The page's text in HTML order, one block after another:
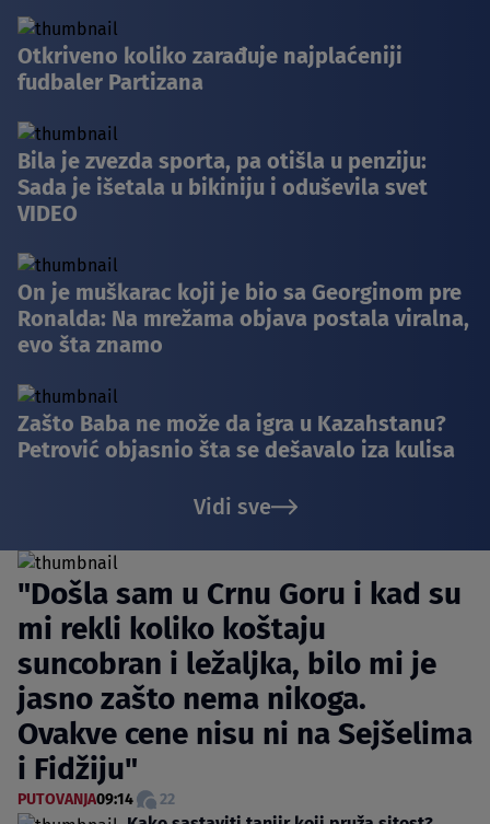
Otkriveno koliko zarađuje najplaćeniji
fudbaler Partizana
Bila je zvezda sporta, pa otišla u penziju:
Sada je išetala u bikiniju i oduševila svet
VIDEO
On je muškarac koji je bio sa Georginom pre
Ronalda: Na mrežama objava postala viralna,
evo šta znamo
Zašto Baba ne može da igra u Kazahstanu?
Petrović objasnio šta se dešavalo iza kulisa
Vidi sve
"Došla sam u Crnu Goru i kad su
mi rekli koliko koštaju
suncobran i ležaljka, bilo mi je
jasno zašto nema nikoga.
Ovakve cene nisu ni na Sejšelima
i Fidžiju"
PUTOVANJA09:14 22